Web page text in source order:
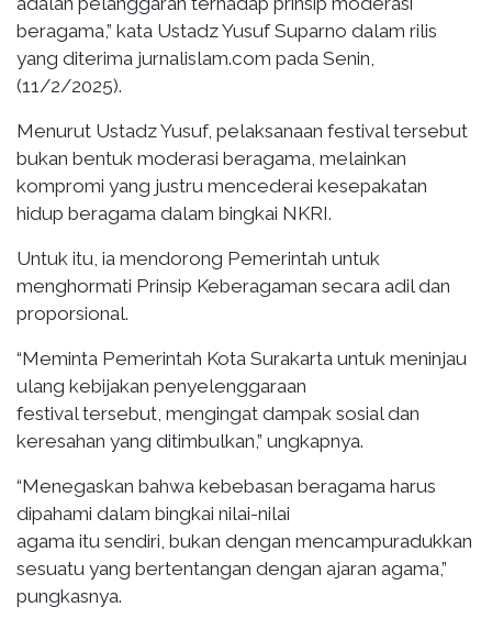
beragama,” kata Ustadz Yusuf Suparno dalam rilis
yang diterima jurnalislam.com pada Senin,
(11/2/2025).
Menurut Ustadz Yusuf, pelaksanaan festival tersebut
bukan bentuk moderasi beragama, melainkan
kompromi yang justru mencederai kesepakatan
hidup beragama dalam bingkai NKRI.
Untuk itu, ia mendorong Pemerintah untuk
menghormati Prinsip Keberagaman secara adil dan
proporsional.
“Meminta Pemerintah Kota Surakarta untuk meninjau
ulang kebijakan penyelenggaraan
festival tersebut, mengingat dampak sosial dan
keresahan yang ditimbulkan,” ungkapnya.
“Menegaskan bahwa kebebasan beragama harus
dipahami dalam bingkai nilai-nilai
agama itu sendiri, bukan dengan mencampuradukkan
sesuatu yang bertentangan dengan ajaran agama,”
pungkasnya.